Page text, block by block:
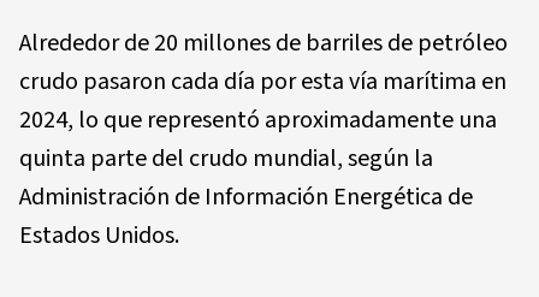
Alrededor de 20 millones de barriles de petróleo
crudo pasaron cada día por esta vía marítima en
2024, lo que representó aproximadamente una
quinta parte del crudo mundial, según la
Administración de Información Energética de
Estados Unidos.